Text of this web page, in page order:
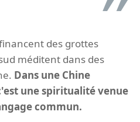
des grottes
méditent dans des
Dans une Chine
une spiritualité venue
commun.